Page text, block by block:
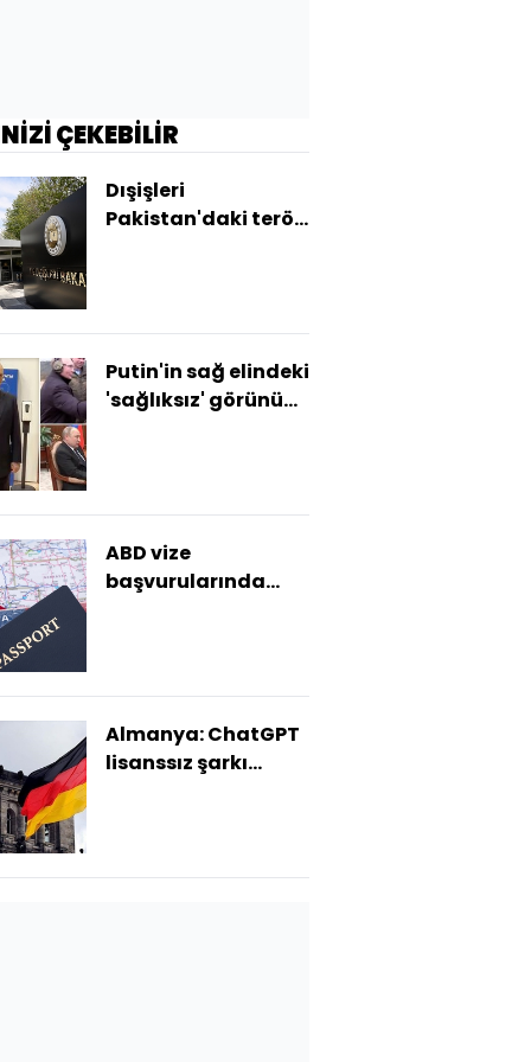
ÇEKEBİLİR
Dışişleri
Pakistan'daki terör
Putin'in sağ elindeki
'sağlıksız' görünüm
ABD vize
başvurularında
Almanya: ChatGPT
lisanssız şarkı